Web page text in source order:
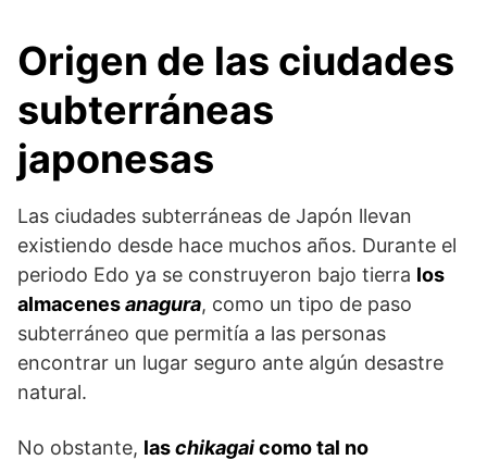
Origen de las ciudades
subterráneas
japonesas
Las ciudades subterráneas de Japón llevan
existiendo desde hace muchos años. Durante el
periodo Edo ya se construyeron bajo tierra los
almacenesanagura, como un tipo de paso
subterráneo que permitía a las personas
encontrar un lugar seguro ante algún desastre
natural.
No obstante, laschikagaicomo tal no